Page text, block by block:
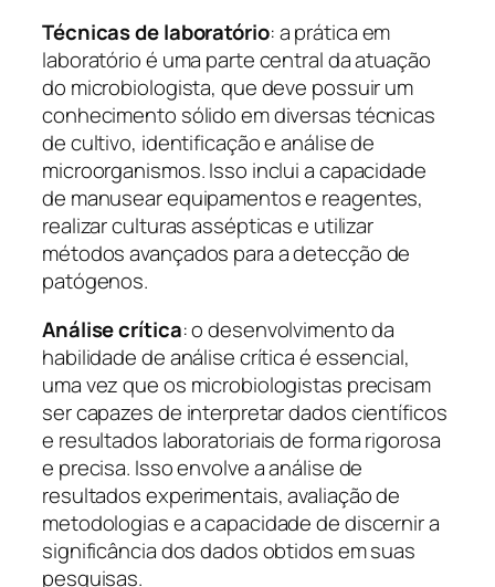
Técnicas de laboratório: a prática em
laboratório é uma parte central da atuação
do microbiologista, que deve possuir um
conhecimento sólido em diversas técnicas
de cultivo, identificação e análise de
microorganismos. Isso inclui a capacidade
de manusear equipamentos e reagentes,
realizar culturas assépticas e utilizar
métodos avançados para a detecção de
patógenos.
Análise crítica: o desenvolvimento da
habilidade de análise crítica é essencial,
uma vez que os microbiologistas precisam
ser capazes de interpretar dados científicos
e resultados laboratoriais de forma rigorosa
e precisa. Isso envolve a análise de
resultados experimentais, avaliação de
metodologias e a capacidade de discernir a
significância dos dados obtidos em suas
pesquisas.